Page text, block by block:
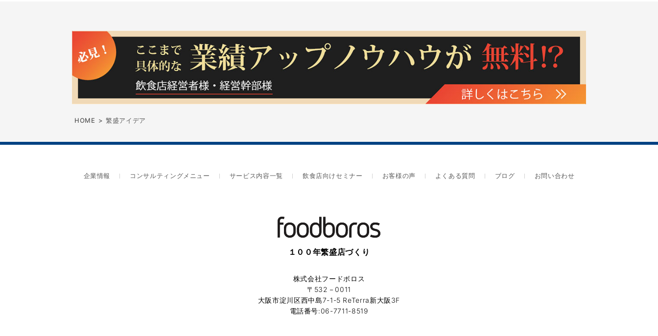
HOME > 繁盛アイデア
企業情報 コンサルティングメニュー サービス内容一覧 飲食店向けセミナー お客様の声 よくある質問 ブログ お問い合わせ
１００年繁盛店づくり
株式会社フードボロス
〒532－0011
大阪市淀川区西中島7-1-5 ReTerra新大阪3F
電話番号:06-7711-8519